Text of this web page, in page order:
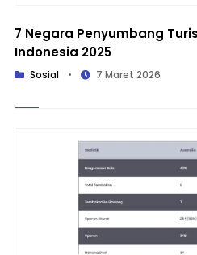
7 Negara Penyumbang
Indonesia 2025
Sosial • 7 Maret 2026